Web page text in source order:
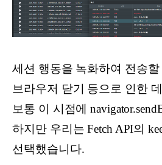
세션 행동을 녹화하여 전송
브라우저 닫기 등으로 인한
보통 이 시점에
하지만 우리는 Fetch API의
선택했습니다.